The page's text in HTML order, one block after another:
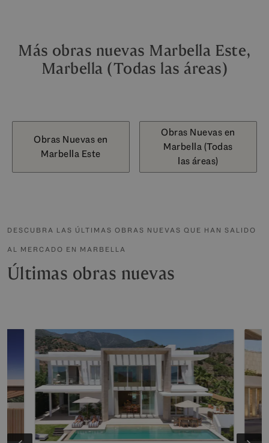
Más obras nuevas Marbella Este,
Marbella (Todas las áreas)
Obras Nuevas en
Marbella Este
Obras Nuevas en
Marbella (Todas
las áreas)
DESCUBRA LAS ÚLTIMAS OBRAS NUEVAS QUE HAN SALIDO
AL MERCADO EN MARBELLA
Últimas obras nuevas